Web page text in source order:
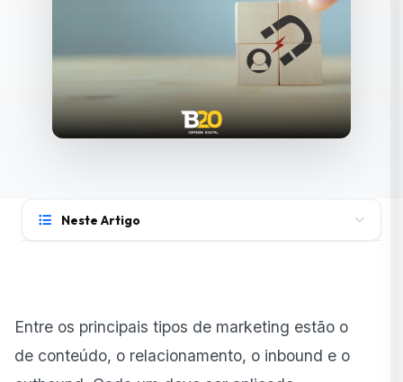
Neste Artigo
Como escolher o melhor tipo de marketing para seu
Entre os principais tipos de marketing estão o
de conteúdo, o relacionamento, o inbound e o